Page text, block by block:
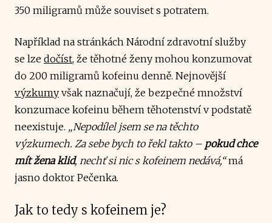
350 miligramů může souviset s potratem.
Například na stránkách Národní zdravotní služby
se lze dočíst, že těhotné ženy mohou konzumovat
do 200 miligramů kofeinu denně. Nejnovější
výzkumy však naznačují, že bezpečné množství
konzumace kofeinu během těhotenství v podstatě
neexistuje. „Nepodílel jsem se na těchto
výzkumech. Za sebe bych to řekl takto – pokud chce
mít žena klid, nechť si nic s kofeinem nedává,“má
jasno doktor Pečenka.
Jak to tedy s kofeinem je?